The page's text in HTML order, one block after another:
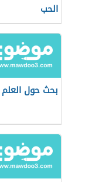
الحب
بحث حول العلم